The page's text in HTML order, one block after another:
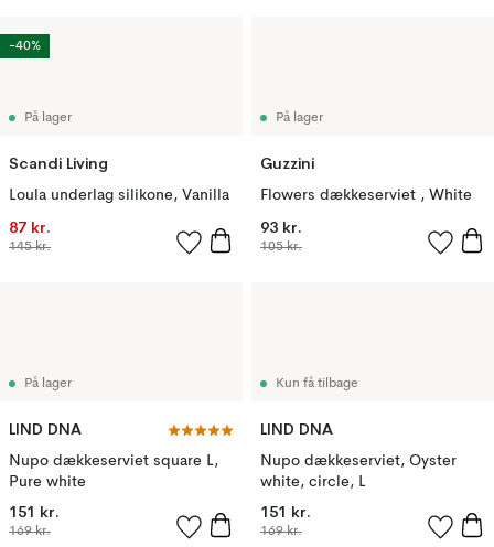
På lager
Scandi Living
Loula underlag silikone, Vanilla
87 kr.
145 kr.
-40%
På lager
Guzzini
Flowers dækkeserviet , White
93 kr.
105 kr.
På lager
LIND DNA
Nupo dækkeserviet square L,
Pure white
151 kr.
169 kr.
Kun få tilbage
LIND DNA
Nupo dækkeserviet, Oyster
white, circle, L
151 kr.
169 kr.